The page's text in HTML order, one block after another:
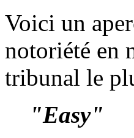
Voici un
notoriété en
tribunal le
"Easy"